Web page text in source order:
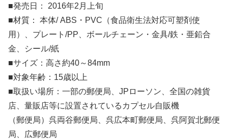
■発売日： 2016年2月上旬
■材質： 本体/ ABS・PVC（食品衛生法対応可塑剤使
用）、プレート/PP、ボールチェーン・金具/鉄・亜鉛合
金、シール/紙
■サイズ：高さ約40～84mm
■対象年齢：15歳以上
■取扱い場所：一部の郵便局、JPローソン、全国の雑貨
店、量販店等に設置されているカプセル自販機
（郵便局）呉両谷郵便局、呉広本町郵便局、呉阿賀北郵便
局、広郵便局